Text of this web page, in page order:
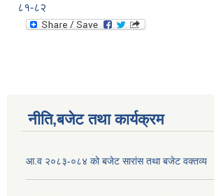
८१-८२
नीति,बजेट तथा कार्यक्रम
आ.व २०८३-०८४ को बजेट सारांस तथा बजेट वक्तव्य